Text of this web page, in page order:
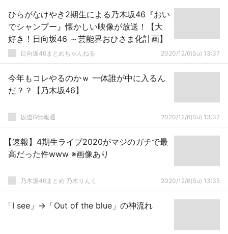
ひらがなけやき2期生による乃木坂46『おい
でシャンプー』懐かしい映像が放送！【大
好き！日向坂46 ～芸能界おひさま化計画】
日向坂46まとめちゃんねる 2020/12/6(Su) 13:37
今年もコレやるのかｗ 一体誰が中に入るん
だ？？【乃木坂46】
坂道G情報通 2020/12/6(Su) 13:37
【速報】4期生ライブ2020がマジのガチで最
高だった件www ※画像あり
乃木坂46まとめ 乃木りんく 2020/12/6(Su) 13:35
「I see」→「Out of the blue」の神流れ